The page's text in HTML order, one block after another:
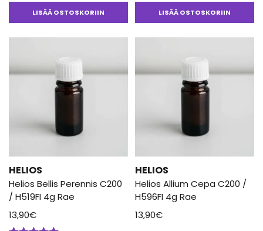
LISÄÄ OSTOSKORIIN LISÄÄ OSTOSKORIIN
HELIOS
Helios Bellis Perennis C200
/ H519FI 4g Rae
13,90€
HELIOS
Helios Allium Cepa C200 /
H596FI 4g Rae
13,90€